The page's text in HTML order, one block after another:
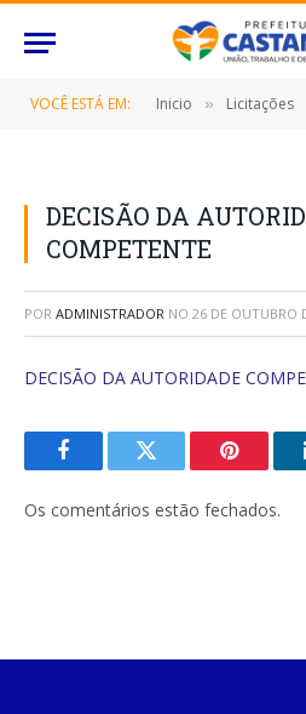
VOCÊ ESTÁ EM: Inicio » Licitações
DECISÃO DA
COMPETENTE
POR ADMINISTRADOR NO 26 DE OUTUBRO
DECISÃO DA AUTORIDADE
FacebookTwitter Pinterest
Os comentários estão fechados.